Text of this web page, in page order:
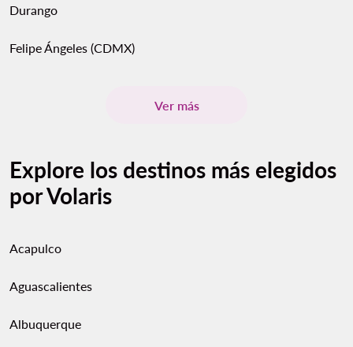
Durango
Felipe Ángeles (CDMX)
Ver más
Explore los destinos más elegidos
por Volaris
Acapulco
Aguascalientes
Albuquerque